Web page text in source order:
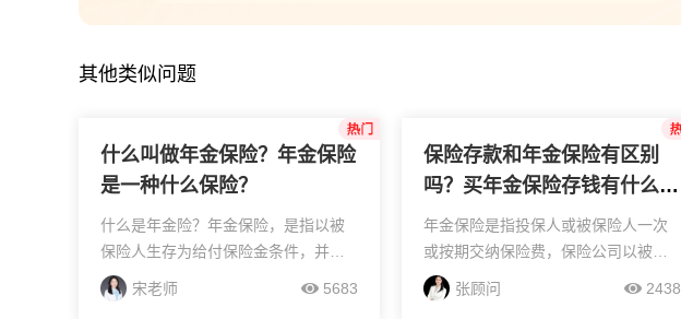
其他类似问题
什么叫做年金保险？年金保险
是一种什么保险？
什么是年金险？年金保险，是指以被
保险人生存为给付保险金条件，并按
约定的时间间隔给付生存保险金的人
身保险。年金领取人和被保险人可以
宋老师 5683
保险存款和年金保险有区别
吗？买年金保险存钱有什么优
点啊？
年金保险是指投保人或被保险人一次
或按期交纳保险费，保险公司以被保
险人生存为条件，按约定时间（年或
月）给付保险金，直至被保险人死亡
张顾问 2438